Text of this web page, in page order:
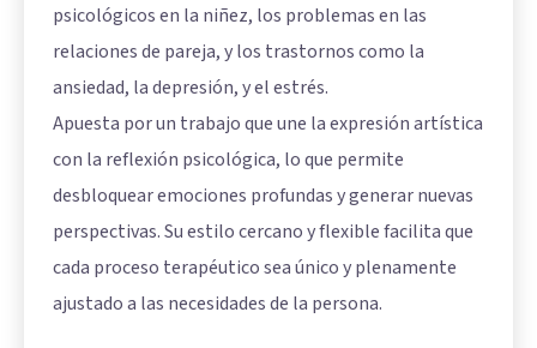
psicológicos en la niñez, los problemas en las
relaciones de pareja, y los trastornos como la
ansiedad, la depresión, y el estrés.
Apuesta por un trabajo que une la expresión artística
con la reflexión psicológica, lo que permite
desbloquear emociones profundas y generar nuevas
perspectivas. Su estilo cercano y flexible facilita que
cada proceso terapéutico sea único y plenamente
ajustado a las necesidades de la persona.